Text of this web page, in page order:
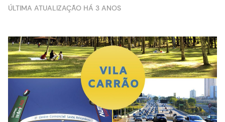
ÚLTIMA ATUALIZAÇÃO HÁ 3 ANOS